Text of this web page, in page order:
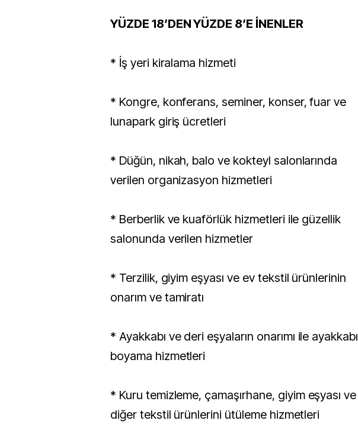
YÜZDE 18’DEN YÜZDE 8’E İNENLER
* İş yeri kiralama hizmeti
* Kongre, konferans, seminer, konser, fuar ve
lunapark giriş ücretleri
* Düğün, nikah, balo ve kokteyl salonlarında
verilen organizasyon hizmetleri
* Berberlik ve kuaförlük hizmetleri ile güzellik
salonunda verilen hizmetler
* Terzilik, giyim eşyası ve ev tekstil ürünlerinin
onarım ve tamiratı
* Ayakkabı ve deri eşyaların onarımı ile ayakkabı
boyama hizmetleri
* Kuru temizleme, çamaşırhane, giyim eşyası ve
diğer tekstil ürünlerini ütüleme hizmetleri